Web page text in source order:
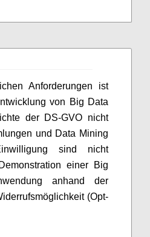
Anforderungen ist
von Big Data
der DS-GVO nicht
und Data Mining
sind nicht
einer Big
anhand der
(Opt-